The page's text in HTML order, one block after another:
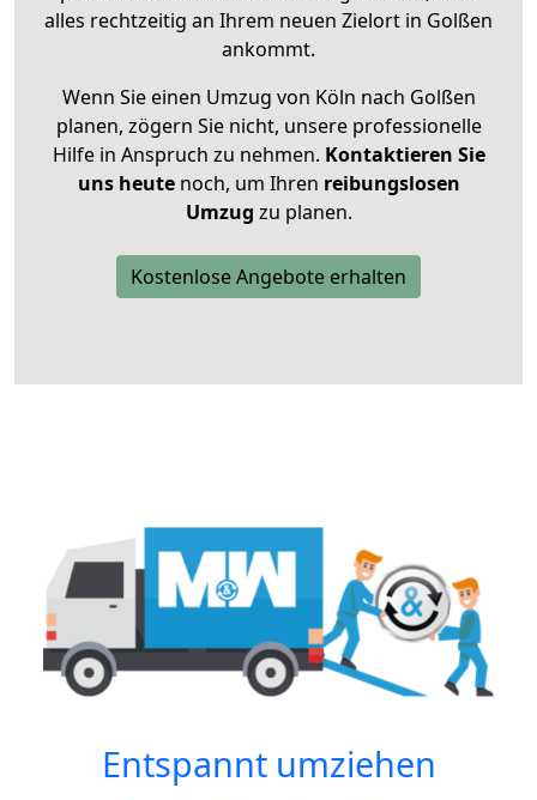
alles rechtzeitig an Ihrem neuen Zielort in Golßen
ankommt.
Wenn Sie einen Umzug von Köln nach Golßen
planen, zögern Sie nicht, unsere professionelle
Hilfe in Anspruch zu nehmen. Kontaktieren Sie
uns heutenoch, um Ihren reibungslosen
Umzug zu planen.
Kostenlose Angebote erhalten
Entspannt umziehen